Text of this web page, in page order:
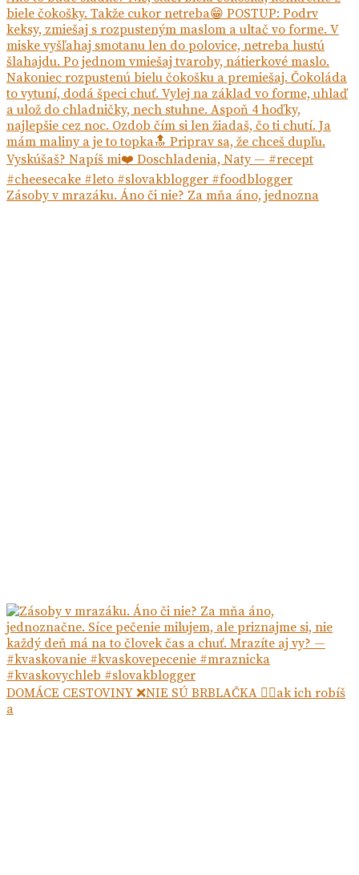
Zásoby v mrazáku. Áno či nie? Za mňa áno, jednozna
DOMÁCE CESTOVINY ❌NIE SÚ BRBLAČKA ☝🏻ak ich robíš
a